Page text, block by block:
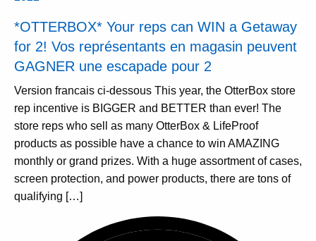
*OTTERBOX* Your reps can WIN a Getaway
for 2! Vos représentants en magasin peuvent
GAGNER une escapade pour 2
Version francais ci-dessous This year, the OtterBox store
rep incentive is BIGGER and BETTER than ever! The
store reps who sell as many OtterBox & LifeProof
products as possible have a chance to win AMAZING
monthly or grand prizes. With a huge assortment of cases,
screen protection, and power products, there are tons of
qualifying […]